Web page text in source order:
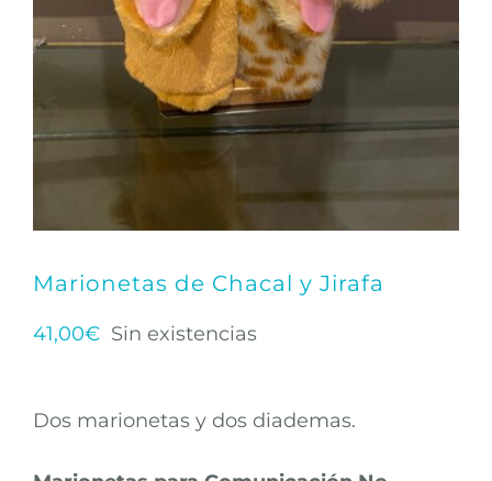
Marionetas de Chacal y Jirafa
41,00€ Sin existencias
Dos marionetas y dos diademas.